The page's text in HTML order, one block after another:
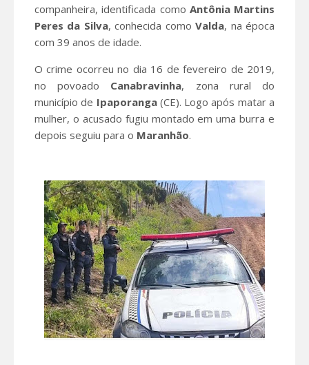
companheira, identificada como Antônia Martins
Peres da Silva, conhecida comoValda, na época
com 39 anos de idade.
O crime ocorreu no dia 16 de fevereiro de 2019,
no povoado Canabravinha, zona rural do
município de Ipaporanga(CE). Logo após matar a
mulher, o acusado fugiu montado em uma burra e
depois seguiu para o Maranhão.